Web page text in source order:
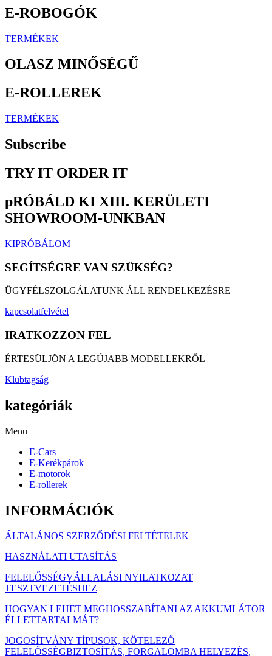
E-ROBOGÓK
TERMÉKEK
OLASZ MINŐSÉGŰ
E-ROLLEREK
TERMÉKEK
Subscribe
TRY IT ORDER IT
pRÓBÁLD KI XIII. KERÜLETI
SHOWROOM-UNKBAN
KIPRÓBÁLOM
SEGÍTSÉGRE VAN SZÜKSÉG?
ÜGYFÉLSZOLGÁLATUNK ÁLL RENDELKEZÉSRE
kapcsolatfelvétel
IRATKOZZON FEL
ÉRTESÜLJÖN A LEGÚJABB MODELLEKRŐL
Klubtagság
kategóriák
Menu
E-Cars
E-Kerékpárok
E-motorok
E-rollerek
INFORMÁCIÓK
ÁLTALÁNOS SZERZŐDÉSI FELTÉTELEK
HASZNÁLATI UTASÍTÁS
FELELŐSSÉGVÁLLALÁSI NYILATKOZAT
TESZTVEZETÉSHEZ
HOGYAN LEHET MEGHOSSZABÍTANI AZ AKKUMLÁTOR
ÉLLETTARTALMÁT?
JOGOSÍTVÁNY TÍPUSOK, KÖTELEZŐ
FELELŐSSÉGBIZTOSÍTÁS, FORGALOMBA HELYEZÉS,